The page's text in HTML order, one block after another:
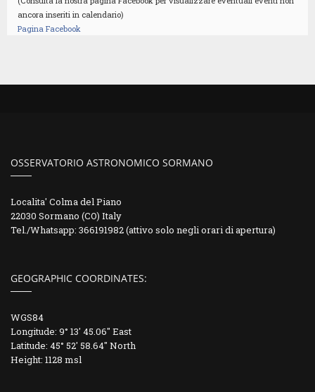
ancora inseriti in calendario)
Pagina Facebook
OSSERVATORIO ASTRONOMICO SORMANO
Localita' Colma del Piano
22030 Sormano (CO) Italy
Tel./Whatsapp: 366191982 (attivo solo negli orari di apertura)
GEOGRAPHIC COORDINATES:
WGS84
Longitude: 9° 13' 45.06" East
Latitude: 45° 52' 58.64" North
Height: 1128 msl